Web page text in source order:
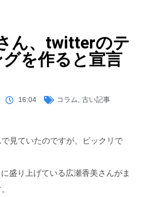
ん、twitterのテ
を作ると宣言
16:04 コラム 古い記事
見ていたのですが、ビックリで
盛り上げている広瀬香美さんがま